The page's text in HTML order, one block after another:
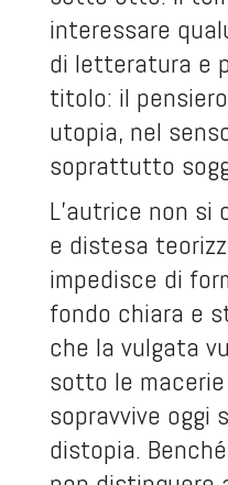
interessare
di letteratura e
titolo: il
utopia, nel
soprattutto
L’autrice non si
e distesa
impedisce di
fondo chiara e
che la vulgata
sotto le
sopravvive oggi
distopia.